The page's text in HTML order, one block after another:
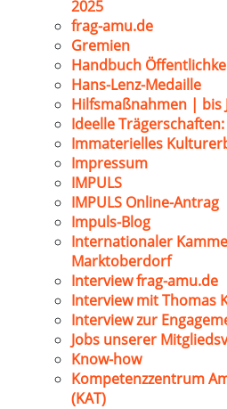
2025
frag-amu.de
Gremien
Handbuch
Hans-Lenz-Medaille
Hilfsmaßnahmen | bis
Ideelle Trägerschaften:
Immaterielles
Impressum
IMPULS
IMPULS Online-Antrag
Impuls-Blog
Internationaler
Marktoberdorf
Interview frag-amu.de
Interview mit Thomas
Interview zur
Jobs unserer
Know-how
Kompetenzzentrum
(KAT)